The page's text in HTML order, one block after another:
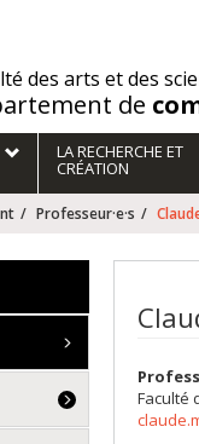
des arts et des
de
LA RECHERCHE ET
CRÉATION
Professeur·e·s
Faculté